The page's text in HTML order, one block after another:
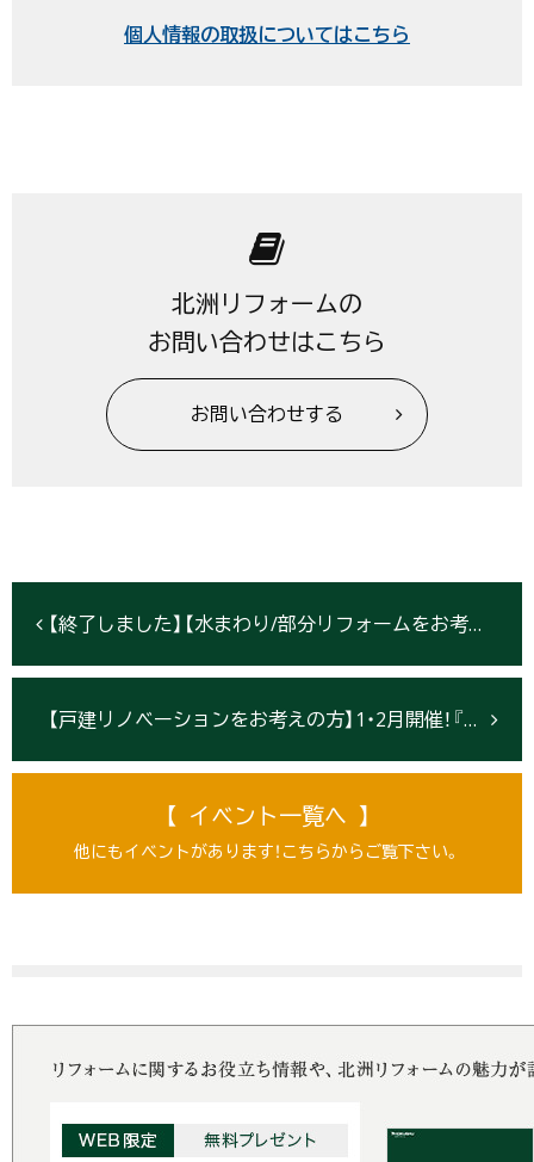
個人情報の取扱についてはこちら
北洲リフォームの
お問い合わせはこちら
お問い合わせする
【終了しました】【水まわり/部分リフォームをお考えの方】9/23～『水まわりリフォーム』リフレッシュフェア開催！【北上市】
【戸建リノベーションをお考えの方】1・2月開催！『減築リノベーション』相談会【盛岡・北上・仙台】
【 イベント一覧へ 】
他にもイベントがあります！こちらからご覧下さい。